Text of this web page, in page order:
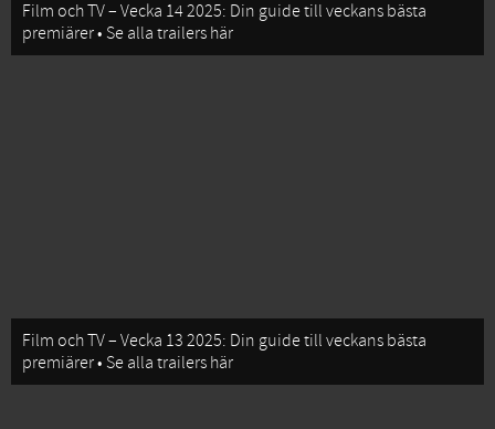
Film och TV – Vecka 14 2025: Din guide till veckans bästa
premiärer • Se alla trailers här
Film och TV – Vecka 13 2025: Din guide till veckans bästa
premiärer • Se alla trailers här